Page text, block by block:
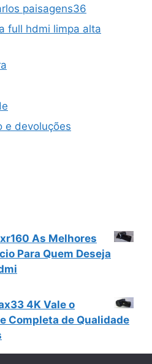
paisagens36
full hdmi limpa alta
e devoluções
As Melhores
Para Quem Deseja
4K Vale o
Completa de Qualidade